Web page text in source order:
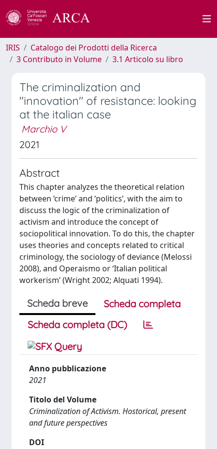
IRIS
Catalogo dei Prodotti della Ricerca
3 Contributo in Volume
3.1 Articolo su libro
The criminalization and
"innovation" of resistance: looking
at the italian case
Marchio V
2021
Abstract
This chapter analyzes the theoretical relation
between ‘crime’ and ‘politics’, with the aim to
discuss the logic of the criminalization of
activism and introduce the concept of
sociopolitical innovation. To do this, the chapter
uses theories and concepts related to critical
criminology, the sociology of deviance (Melossi
2008), and Operaismo or ‘Italian political
workerism’ (Wright 2002; Alquati 1994).
Scheda breve
Scheda completa
Scheda completa (DC)
Anno pubblicazione
2021
Titolo del Volume
Criminalization of Activism. Hostorical, present
and future perspectives
DOI